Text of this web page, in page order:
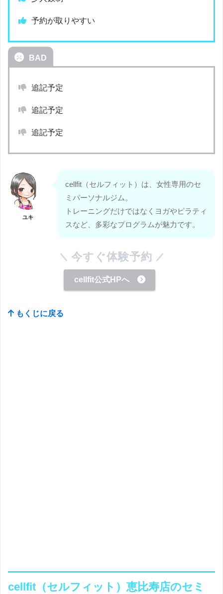
予約が取りやすい
BAD
追記予定
追記予定
追記予定
ユキ
cellfit（セルフィット）は、女性専用のセ
ミパーソナルジム。
トレーニングだけではなくヨガやピラティ
スなど、多彩なプログラムが魅力です。
今すぐ体験予約
cellfit公式HPへ
もくじに戻る
cellfit（セルフィット）恵比寿店のセミ